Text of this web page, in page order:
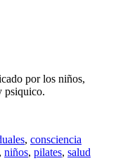
por los niños,
psiquico.
, consciencia
, niños, pilates, salud